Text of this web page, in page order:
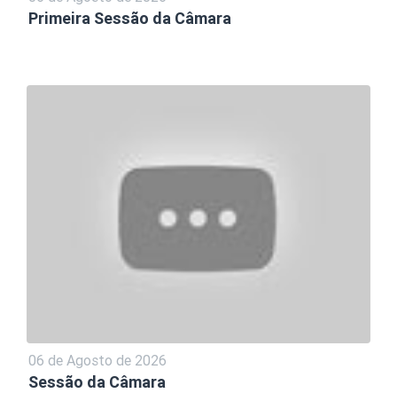
Primeira Sessão da Câmara
06 de Agosto de 2026
Sessão da Câmara